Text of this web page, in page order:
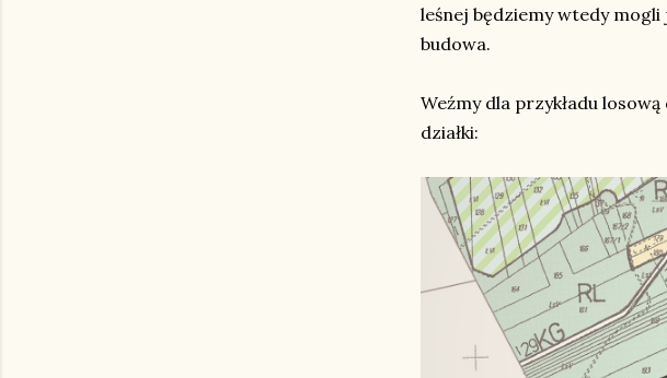
leśnej będziemy wtedy
budowa.
Weźmy dla przykładu
działki: